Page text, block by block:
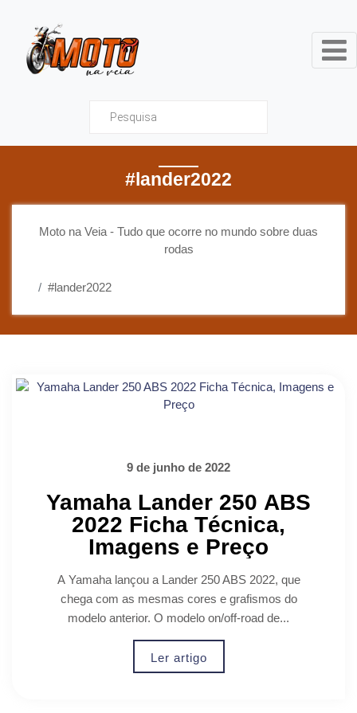
Moto na Veia - Tudo que
#lander2022
Moto na Veia - Tudo que ocorre no mundo sobre duas
rodas
#lander2022
9 de junho de 2022
Yamaha Lander 250 ABS
2022 Ficha Técnica,
Imagens e Preço
A Yamaha lançou a Lander 250 ABS 2022, que
chega com as mesmas cores e grafismos do
modelo anterior. O modelo on/off-road de...
Ler artigo